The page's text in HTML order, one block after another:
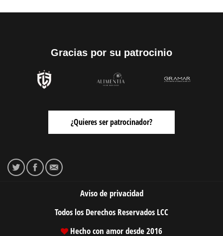
Gracias por su patrocinio
¿Quieres ser patrocinador?
Aviso de privacidad
Todos los Derechos Reservados LCC
Hecho con amor desde 2016